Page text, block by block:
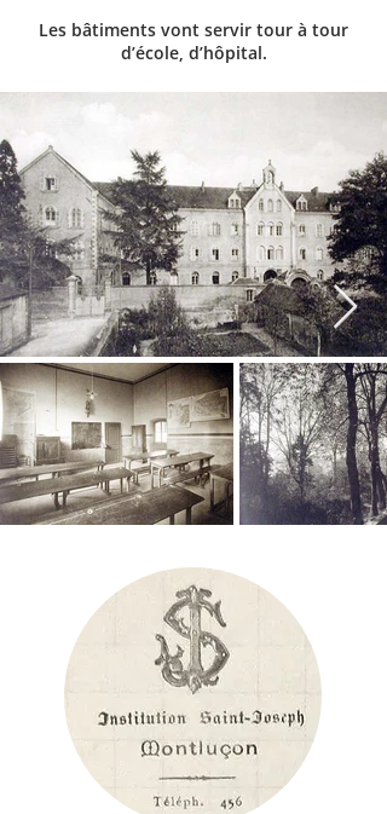
Les bâtiments vont servir tour à tour
d’école, d’hôpital.